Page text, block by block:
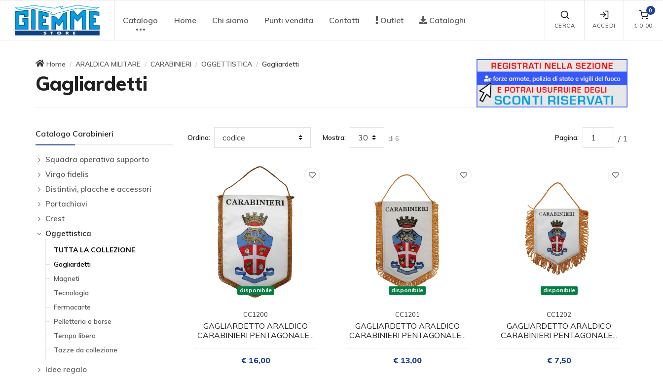
Catalogo Home Chi siamo Punti vendita Contatti Outlet Cataloghi
CERCA ACCEDI
0
€ 0,00
Home ARALDICA MILITARE CARABINIERI OGGETTISTICA Gagliardetti
Gagliardetti
Catalogo Carabinieri
Squadra operativa supporto
Virgo fidelis
Distintivi, placche e accessori
Portachiavi
Crest
Oggettistica
TUTTA LA COLLEZIONE
Gagliardetti
Magneti
Tecnologia
Fermacarte
Pelletteria e borse
Tempo libero
Tazze da collezione
Idee regalo
Ordina: Mostra: di 6 Pagina: / 1
disponibile
CC1200
GAGLIARDETTO ARALDICO
CARABINIERI PENTAGONALE...
€ 16,00
disponibile
CC1201
GAGLIARDETTO ARALDICO
CARABINIERI PENTAGONALE...
€ 13,00
disponibile
CC1202
GAGLIARDETTO ARALDICO
CARABINIERI PENTAGONALE...
€ 7,50